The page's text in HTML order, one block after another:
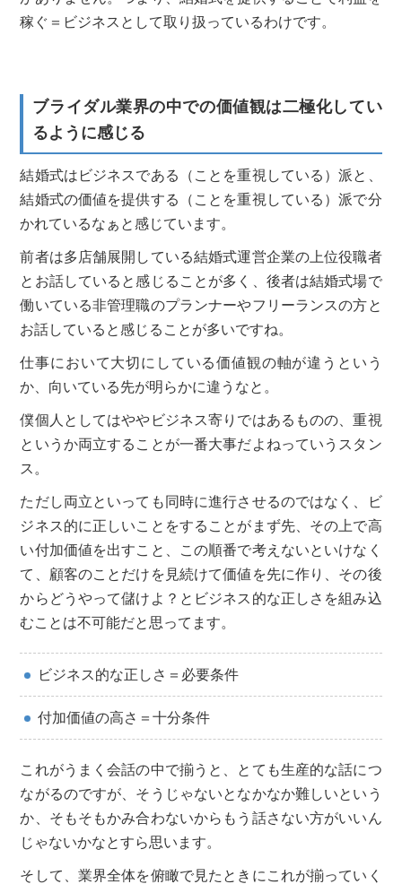
稼ぐ＝ビジネスとして取り扱っているわけです。
ブライダル業界の中での価値観は二極化してい
るように感じる
結婚式はビジネスである（ことを重視している）派と、
結婚式の価値を提供する（ことを重視している）派で分
かれているなぁと感じています。
前者は多店舗展開している結婚式運営企業の上位役職者
とお話していると感じることが多く、後者は結婚式場で
働いている非管理職のプランナーやフリーランスの方と
お話していると感じることが多いですね。
仕事において大切にしている価値観の軸が違うという
か、向いている先が明らかに違うなと。
僕個人としてはややビジネス寄りではあるものの、重視
というか両立することが一番大事だよねっていうスタン
ス。
ただし両立といっても同時に進行させるのではなく、ビ
ジネス的に正しいことをすることがまず先、その上で高
い付加価値を出すこと、この順番で考えないといけなく
て、顧客のことだけを見続けて価値を先に作り、その後
からどうやって儲けよ？とビジネス的な正しさを組み込
むことは不可能だと思ってます。
ビジネス的な正しさ＝必要条件
付加価値の高さ＝十分条件
これがうまく会話の中で揃うと、とても生産的な話につ
ながるのですが、そうじゃないとなかなか難しいという
か、そもそもかみ合わないからもう話さない方がいいん
じゃないかなとすら思います。
そして、業界全体を俯瞰で見たときにこれが揃っていく